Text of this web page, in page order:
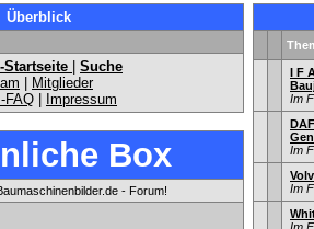
Überblick
Startseite
Suche
Mitglieder
FAQ
Impressum
Box
- Forum!
I F
Im
Im
Im